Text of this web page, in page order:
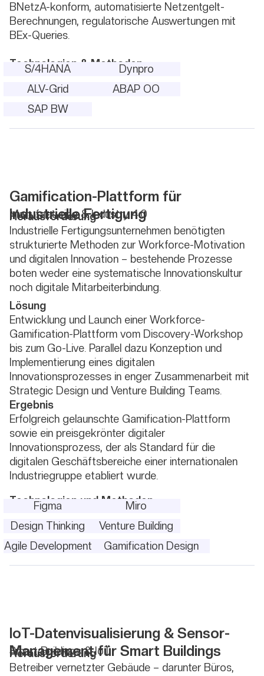
BNetzA-konform, automatisierte Netzentgelt-
Berechnungen, regulatorische Auswertungen mit
BEx-Queries.
Technologien & Methoden
S/4HANA
Dynpro
ALV-Grid
ABAP OO
SAP BW
Gamification-Plattform für
industrielle Fertigung
Manufacturing & Industry 4.0
Herausforderung
Industrielle Fertigungsunternehmen benötigten
strukturierte Methoden zur Workforce-Motivation
und digitalen Innovation – bestehende Prozesse
boten weder eine systematische Innovationskultur
noch digitale Mitarbeiterbindung.
Lösung
Entwicklung und Launch einer Workforce-
Gamification-Plattform vom Discovery-Workshop
bis zum Go-Live. Parallel dazu Konzeption und
Implementierung eines digitalen
Innovationsprozesses in enger Zusammenarbeit mit
Strategic Design und Venture Building Teams.
Ergebnis
Erfolgreich gelaunschte Gamification-Plattform
sowie ein preisgekrönter digitaler
Innovationsprozess, der als Standard für die
digitalen Geschäftsbereiche einer internationalen
Industriegruppe etabliert wurde.
Technologien und Methoden
Figma
Miro
Design Thinking
Venture Building
Agile Development
Gamification Design
IoT-Datenvisualisierung & Sensor-
Management für Smart Buildings
Smart Buildings & IoT
Herausforderung
Betreiber vernetzter Gebäude – darunter Büros,